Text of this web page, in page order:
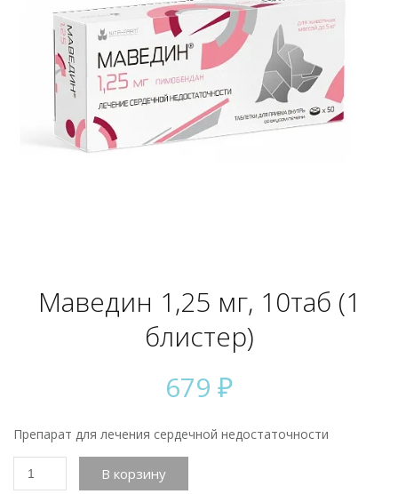
Маведин 1,25 мг, 10таб (1
блистер)
679 ₽
Препарат для лечения сердечной недостаточности
Количество
товара
В корзину